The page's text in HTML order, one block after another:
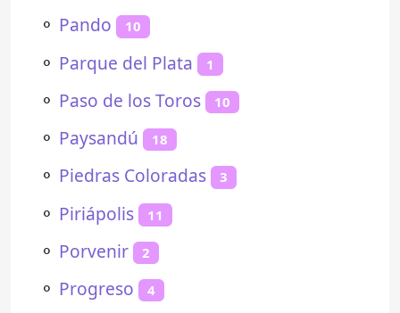
⚬ Pando 10
⚬ Parque del Plata 1
⚬ Paso de los Toros 10
⚬ Paysandú 18
⚬ Piedras Coloradas 3
⚬ Piriápolis 11
⚬ Porvenir 2
⚬ Progreso 4